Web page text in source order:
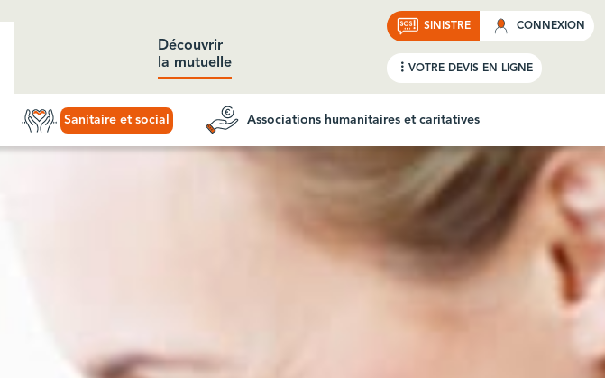
Sanitaire et social Associations humanitaires et caritatives
Découvrir
la mutuelle
SINISTRE CONNEXION
VOTRE DEVIS EN LIGNE